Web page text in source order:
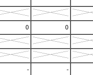
0 0
- -